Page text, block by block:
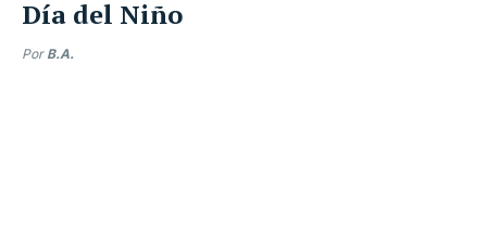
Día del Niño
Por B.A.